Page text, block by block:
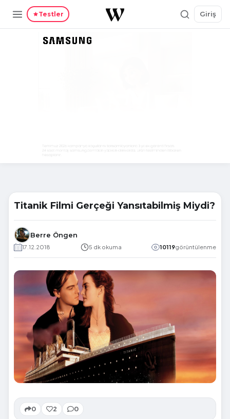
Testler Giriş
Titanik Filmi Gerçeği Yansıtabilmiş Miydi?
Berre Öngen
17.12.2018 5 dk okuma 10119görüntülenme
0 2 0